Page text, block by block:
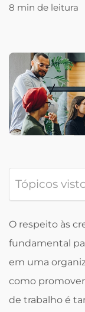
8 min de leitura
Tópicos
O respeito às
fundamental
em uma
como
de trabalho é